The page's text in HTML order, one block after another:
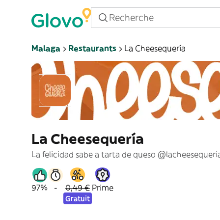
Malaga Restaurants La Cheesequería
La Cheesequería
La felicidad sabe a tarta de queso
97% - 0,49 €
Gratuit
Prime